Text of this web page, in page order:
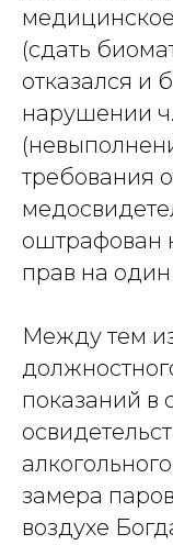
(сдать
отказался и
нарушении ч.
требования
оштрафован
прав на
Между тем
показаний в
замера
воздухе